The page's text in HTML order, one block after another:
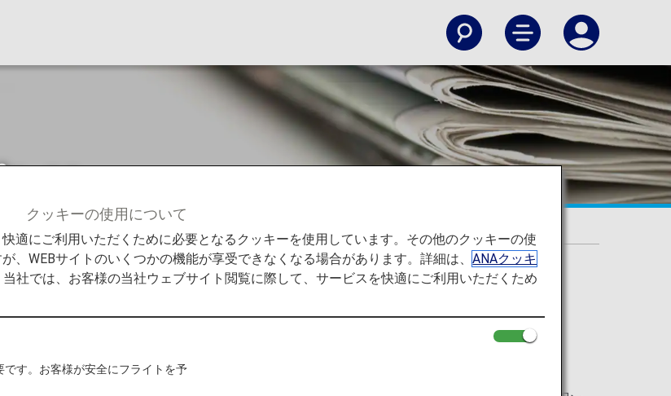
は
よりグループが分かれます。
積算されるマイルは、グループ1（通常マイル）へ、
クッキーの使用について
適にご利用いただくために必要となるクッキーを使用しています。その他のクッキーの使
、WEBサイトのいくつかの機能が享受できなくなる場合があります。詳細は、ANAクッキ
社では、お客様の当社ウェブサイト閲覧に際して、サービスを快適にご利用いただくため
です。お客様が安全にフライトを予